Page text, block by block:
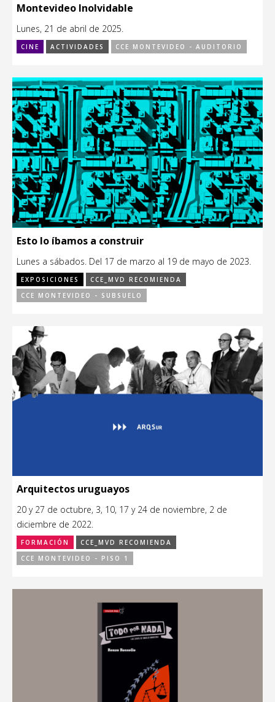
Montevideo Inolvidable
Lunes, 21 de abril de 2025.
CINE ACTIVIDADES CCE MONTEVIDEO - AUDITORIO
Esto lo íbamos a construir
Lunes a sábados. Del 17 de marzo al 19 de mayo de 2023.
EXPOSICIONES
CCE_MVD RECOMIENDA
CCE MONTEVIDEO - SUBSUELO
Arquitectos uruguayos
20 y 27 de octubre, 3, 10, 17 y 24 de noviembre, 2 de
diciembre de 2022.
FORMACIÓN
CCE_MVD RECOMIENDA
CCE MONTEVIDEO - PISO 1